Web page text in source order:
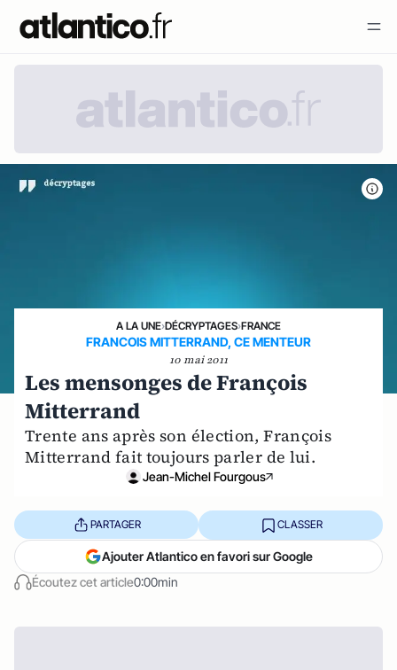
A LA UNE›DÉCRYPTAGES›FRANCE
FRANCOIS MITTERRAND, CE MENTEUR
10 mai 2011
Les mensonges de François
Mitterrand
Trente ans après son élection, François
Mitterrand fait toujours parler de lui.
Jean-Michel Fourgous
Écoutez cet article0:00min
PARTAGER CLASSER
Ajouter Atlantico en favori sur Google